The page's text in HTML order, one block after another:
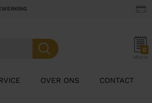
0
offerte
OVER ONS CONTACT